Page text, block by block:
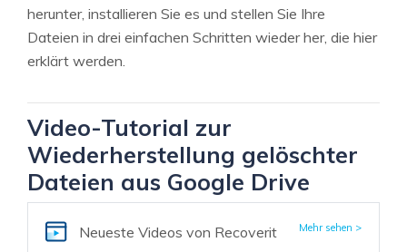
herunter, installieren Sie es und stellen Sie Ihre
Dateien in drei einfachen Schritten wieder her, die hier
erklärt werden.
Video-Tutorial zur
Wiederherstellung gelöschter
Dateien aus Google Drive
Neueste Videos von Recoverit Mehr sehen >